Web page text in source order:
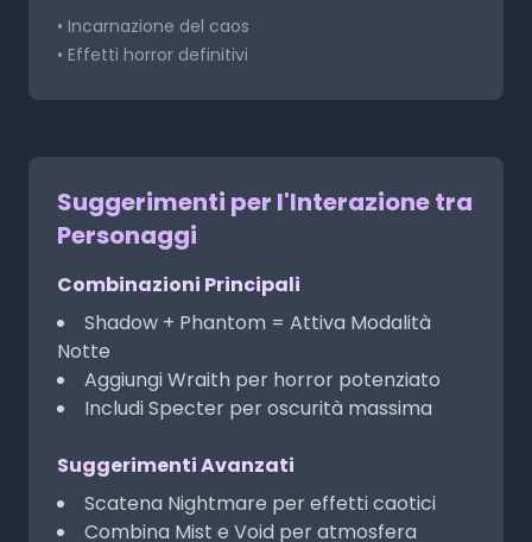
• Incarnazione del caos
• Effetti horror definitivi
Suggerimenti per l'Interazione tra
Personaggi
Combinazioni Principali
Shadow + Phantom = Attiva Modalità
Notte
Aggiungi Wraith per horror potenziato
Includi Specter per oscurità massima
Suggerimenti Avanzati
Scatena Nightmare per effetti caotici
Combina Mist e Void per atmosfera